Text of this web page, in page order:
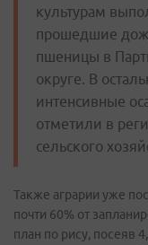
культурам
прошедшие
пшеницы в
округе. В
интенсивные
отметили в
сельского
Также аграрии уже
почти 60% от
план по рису, посеяв